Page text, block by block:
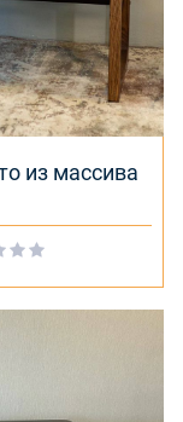
из массива